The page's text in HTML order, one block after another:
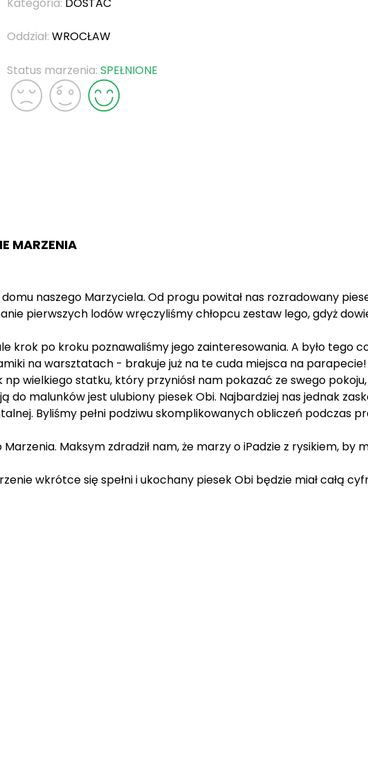
Oddział: WROCŁAW
Status marzenia: SPEŁNIONE
MARZENIA
naszego Marzyciela. Od progu powitał nas rozradowany
pierwszych lodów wręczyliśmy chłopcu zestaw lego, gdyż
krok po kroku poznawaliśmy jego zainteresowania. A było tego
na warsztatach - brakuje już na te cuda miejsca na parapecie!
wielkiego statku, który przyniósł nam pokazać ze swego
do malunków jest ulubiony piesek Obi. Najbardziej nas jednak
Byliśmy pełni podziwu skomplikowanych obliczeń podczas
Marzenia. Maksym zdradził nam, że marzy o iPadzie z rysikiem,
wkrótce się spełni i ukochany piesek Obi będzie miał całą